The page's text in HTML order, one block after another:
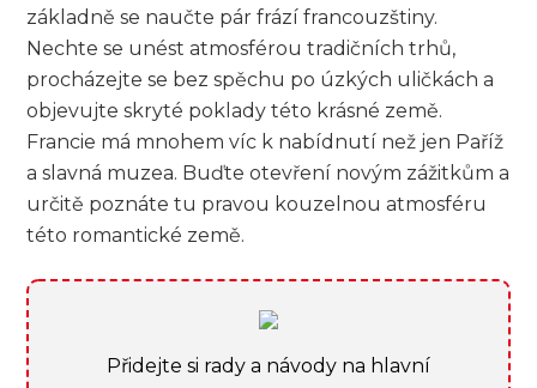
základně se naučte pár frází francouzštiny.
Nechte se unést atmosférou tradičních trhů,
procházejte se bez spěchu po úzkých uličkách a
objevujte skryté poklady této krásné země.
Francie má mnohem víc k nabídnutí než jen Paříž
a slavná muzea. Buďte otevření novým zážitkům a
určitě poznáte tu pravou kouzelnou atmosféru
této romantické země.
Přidejte si rady a návody na hlavní